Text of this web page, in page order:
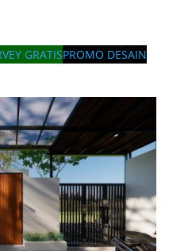
GRATISPROMO DESAIN